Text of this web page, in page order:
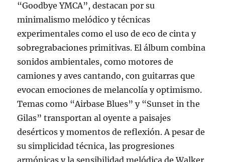
“Goodbye YMCA”, destacan por su
minimalismo melódico y técnicas
experimentales como el uso de eco de cinta y
sobregrabaciones primitivas. El álbum combina
sonidos ambientales, como motores de
camiones y aves cantando, con guitarras que
evocan emociones de melancolía y optimismo.
Temas como “Airbase Blues” y “Sunset in the
Gilas” transportan al oyente a paisajes
desérticos y momentos de reflexión. A pesar de
su simplicidad técnica, las progresiones
armónicas y la sensibilidad melódica de Walker